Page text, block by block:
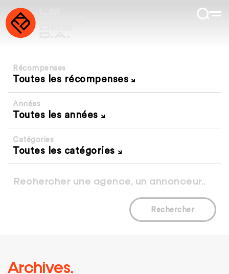
Récompenses
Toutes les récompenses
Années
Toutes les années
Catégories
Toutes les catégories
Rechercher
Archives.